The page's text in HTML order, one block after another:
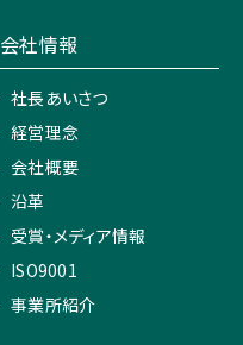
会社情報
社長あいさつ
経営理念
会社概要
沿革
受賞・メディア情報
ISO9001
事業所紹介